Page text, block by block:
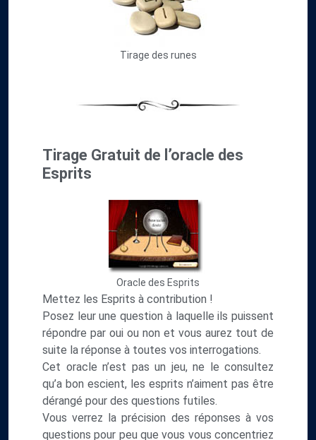
Tirage des runes
Tirage Gratuit de l’oracle des
Esprits
Oracle des Esprits
Mettez les Esprits à contribution !
Posez leur une question à laquelle ils puissent
répondre par oui ou non et vous aurez tout de
suite la réponse à toutes vos interrogations.
Cet oracle n’est pas un jeu, ne le consultez
qu’a bon escient, les esprits n’aiment pas être
dérangé pour des questions futiles.
Vous verrez la précision des réponses à vos
questions pour peu que vous vous concentriez